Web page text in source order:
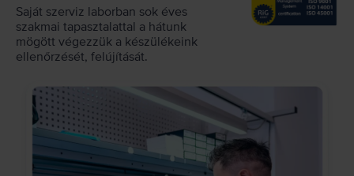
Saját szerviz laborban sok éves
szakmai tapasztalattal a hátunk
mögött végezzük a készülékeink
ellenőrzését, felújítását.